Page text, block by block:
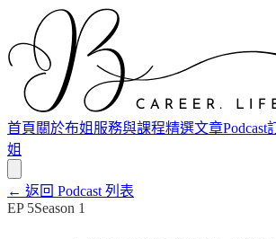
首頁 關於布姐 服務與課程精選文章Podcast
姐
← 返回 Podcast 列表
EP 5Season 1